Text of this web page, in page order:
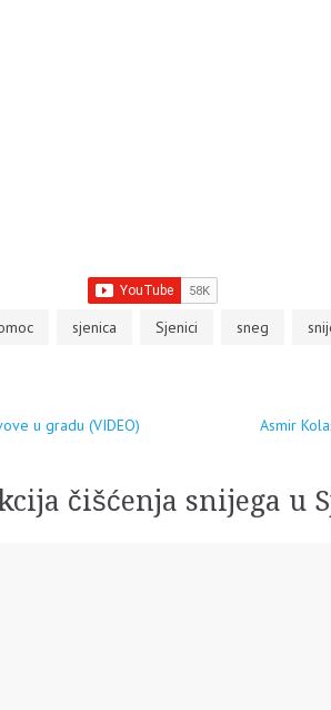
sjenica Sjenici sneg
u gradu (VIDEO) Asmir
čišćenja snijega u